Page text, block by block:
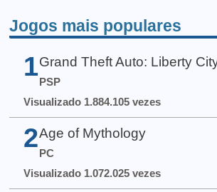
Jogos mais populares
1 Grand Theft Auto: Liberty
PSP
Visualizado 1.884.105 vezes
2 Age of Mythology
PC
Visualizado 1.072.025 vezes